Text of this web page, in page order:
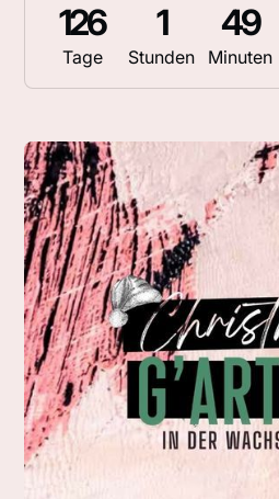
126
Tage
1
Stunden
49
Minuten